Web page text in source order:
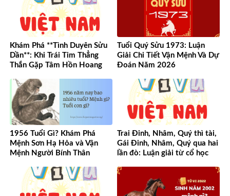
Khám Phá **Tình Duyên Sửu
Dần**: Khi Trái Tim Thẳng
Thắn Gặp Tâm Hồn Hoang
Tuổi Quý Sửu 1973: Luận
Giải Chi Tiết Vận Mệnh Và Dự
Đoán Năm 2026
1956 Tuổi Gì? Khám Phá
Mệnh Sơn Hạ Hỏa và Vận
Mệnh Người Bính Thân
Trai Đinh, Nhâm, Quý thì tài,
Gái Đinh, Nhâm, Quý qua hai
lần đò: Luận giải từ cổ học